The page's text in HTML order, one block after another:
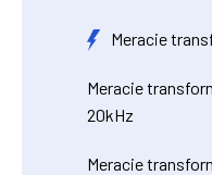
Meracie
Meracie
20kHz
Meracie